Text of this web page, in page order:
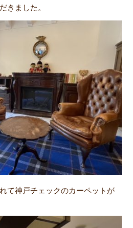
きました。
て神戸チェックのカーペットが